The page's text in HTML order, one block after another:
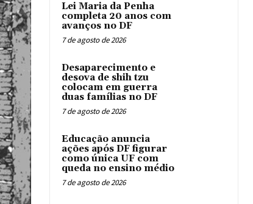
Lei Maria da Penha
completa 20 anos com
avanços no DF
7 de agosto de 2026
Desaparecimento e
desova de shih tzu
colocam em guerra
duas famílias no DF
7 de agosto de 2026
Educação anuncia
ações após DF figurar
como única UF com
queda no ensino médio
7 de agosto de 2026